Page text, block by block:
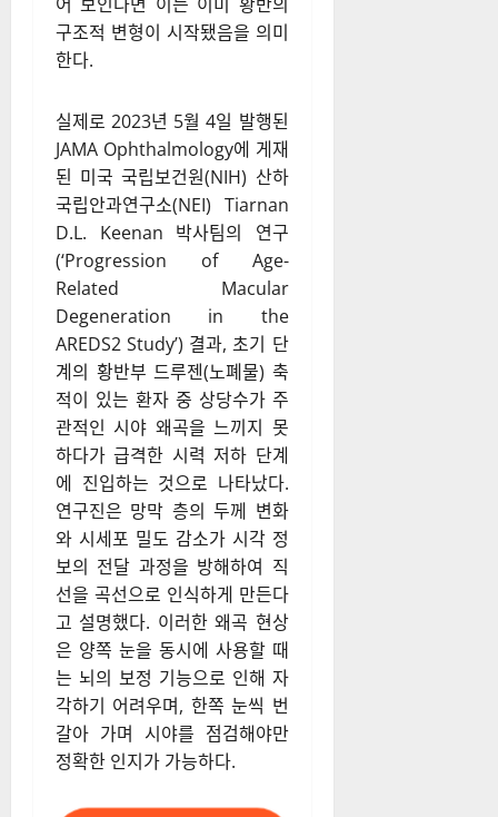
구조적 변형이 시작됐음을 의미
한다.
실제로 2023년 5월 4일 발행된
JAMA Ophthalmology에 게재
된 미국 국립보건원(NIH) 산하
국립안과연구소(NEI) Tiarnan
D.L. Keenan 박사팀의 연구
(‘Progression of Age-
Related Macular
Degeneration in the
AREDS2 Study’) 결과, 초기 단
계의 황반부 드루젠(노폐물) 축
적이 있는 환자 중 상당수가 주
관적인 시야 왜곡을 느끼지 못
하다가 급격한 시력 저하 단계
에 진입하는 것으로 나타났다.
연구진은 망막 층의 두께 변화
와 시세포 밀도 감소가 시각 정
보의 전달 과정을 방해하여 직
선을 곡선으로 인식하게 만든다
고 설명했다. 이러한 왜곡 현상
은 양쪽 눈을 동시에 사용할 때
는 뇌의 보정 기능으로 인해 자
각하기 어려우며, 한쪽 눈씩 번
갈아 가며 시야를 점검해야만
정확한 인지가 가능하다.